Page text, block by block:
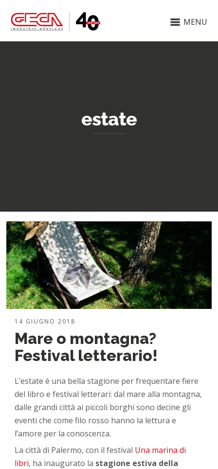
MENU
estate
14 GIUGNO 2018
Mare o montagna?
Festival letterario!
L’estate è una bella stagione per frequentare fiere
del libro e festival letterari: dal mare alla montagna,
dalle grandi città ai piccoli borghi sono decine gli
eventi che come filo rosso hanno la lettura e
l’amore per la conoscenza.
La città di Palermo, con il festival Una marina di
libri, ha inaugurato la stagione estiva della